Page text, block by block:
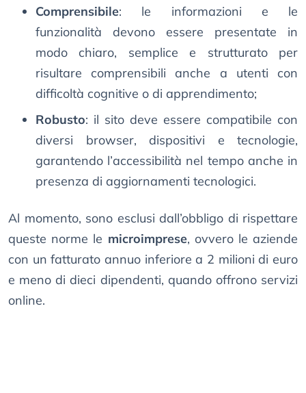
Comprensibile: le informazioni e le
funzionalità devono essere presentate in
modo chiaro, semplice e strutturato per
risultare comprensibili anche a utenti con
difficoltà cognitive o di apprendimento;
Robusto: il sito deve essere compatibile con
diversi browser, dispositivi e tecnologie,
garantendo l’accessibilità nel tempo anche in
presenza di aggiornamenti tecnologici.
Al momento, sono esclusi dall’obbligo di rispettare
queste norme le microimprese, ovvero le aziende
con un fatturato annuo inferiore a 2 milioni di euro
e meno di dieci dipendenti, quando offrono servizi
online.